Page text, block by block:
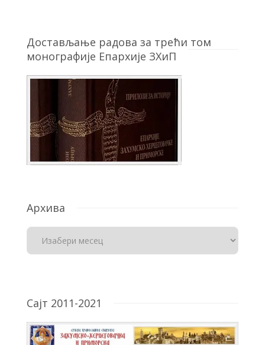
Достављање радова за трећи том
монографије Епархије ЗХиП
Архива
Сајт 2011-2021